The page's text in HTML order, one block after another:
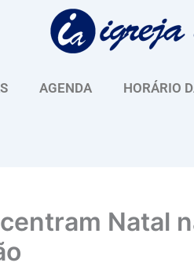
AGENDA HORÁRIO
Natal